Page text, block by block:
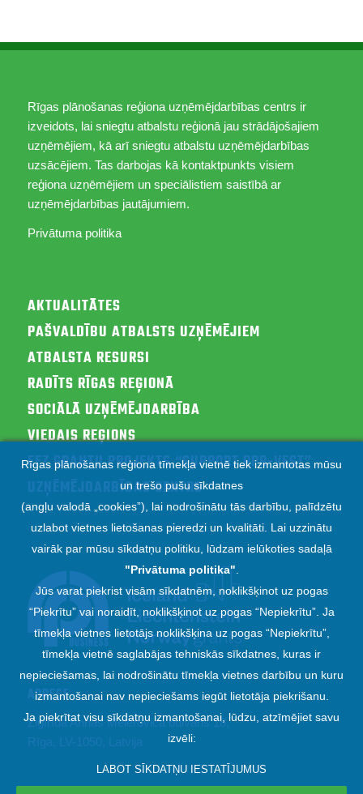
Rīgas plānošanas reģiona uzņēmējdarbības centrs ir
izveidots, lai sniegtu atbalstu reģionā jau strādājošajiem
uzņēmējiem, kā arī sniegtu atbalstu uzņēmējdarbības
uzsācējiem. Tas darbojas kā kontaktpunkts visiem
reģiona uzņēmējiem un speciālistiem saistībā ar
uzņēmējdarbības jautājumiem.
Privātuma politika
AKTUALITĀTES
PAŠVALDĪBU ATBALSTS UZŅĒMĒJIEM
ATBALSTA RESURSI
RADĪTS RĪGAS REĢIONĀ
SOCIĀLĀ UZŅĒMĒJDARBĪBA
VIEDAIS REĢIONS
EEZ GRANTU PROJEKTS “SUPPORT RPR-VEST”
UZŅĒMĒJDARBĪBAS CENTRS
ADRESE
Zigfrīda Annas Meierovica bulvāris 18,
Rīgas plānošanas reģiona tīmekļa vietnē tiek izmantotas mūsu
un trešo pušu sīkdatnes
(angļu valodā „cookies”), lai nodrošinātu tās darbību, palīdzētu
uzlabot vietnes lietošanas pieredzi un kvalitāti. Lai uzzinātu
vairāk par mūsu sīkdatņu politiku, lūdzam ielūkoties sadaļā
"Privātuma politika"
Jūs varat piekrist visām sīkdatnēm, noklikšķinot uz pogas
“Piekrītu” vai noraidīt, noklikšķinot uz pogas “Nepiekrītu”. Ja
tīmekļa vietnes lietotājs noklikšķina uz pogas “Nepiekrītu”,
tīmekļa vietnē saglabājas tehniskās sīkdatnes, kuras ir
nepieciešamas, lai nodrošinātu tīmekļa vietnes darbību un kuru
izmantošanai nav nepieciešams iegūt lietotāja piekrišanu.
Ja piekrītat visu sīkdatņu izmantošanai, lūdzu, atzīmējiet savu
izvēli:
LABOT SĪKDATŅU IESTATĪJUMUS